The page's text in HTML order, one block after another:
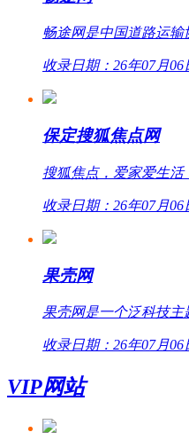
畅途网是中国道路运输
收录日期：26年07月06
保定搜狐焦点网
搜狐焦点，爱家爱生
收录日期：26年07月06
果壳网
果壳网是一个泛科技
收录日期：26年07月06
VIP网站